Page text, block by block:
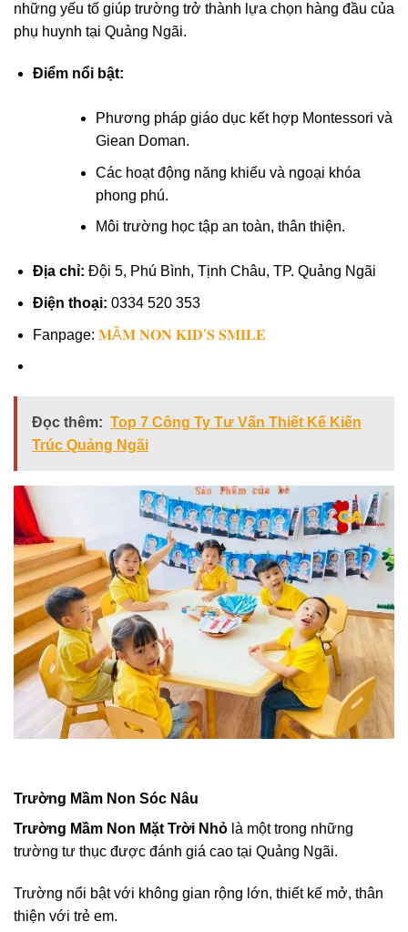
những yếu tố giúp trường trở thành lựa chọn hàng đầu của
phụ huynh tại Quảng Ngãi.
Điểm nổi bật:
Phương pháp giáo dục kết hợp Montessori và
Giean Doman.
Các hoạt động năng khiếu và ngoại khóa
phong phú.
Môi trường học tập an toàn, thân thiện.
Địa chỉ: Đội 5, Phú Bình, Tịnh Châu, TP. Quảng Ngãi
Điện thoại: 0334 520 353
Fanpage: 𝐌Ầ𝐌 𝐍𝐎𝐍 𝐊𝐈𝐃’𝐒 𝐒𝐌𝐈𝐋𝐄
Đọc thêm: Top 7 Công Ty Tư Vấn Thiết Kế Kiến
Trúc Quảng Ngãi
Trường Mầm Non Sóc Nâu
Trường Mầm Non Mặt Trời Nhỏ là một trong những
trường tư thục được đánh giá cao tại Quảng Ngãi.
Trường nổi bật với không gian rộng lớn, thiết kế mở, thân
thiện với trẻ em.